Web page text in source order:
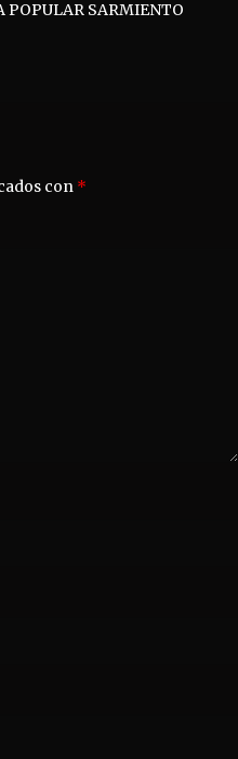
POPULAR SARMIENTO
con *